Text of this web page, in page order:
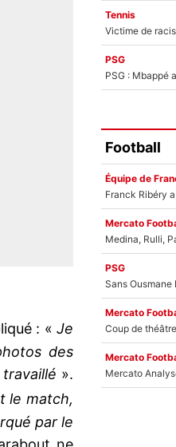
: «Je
des
».
le match,
par le
Tennis
PSG
PSG : Mbappé
Football
Équipe de
Mercato
PSG
Mercato
Mercato